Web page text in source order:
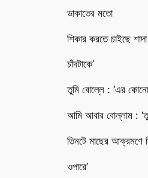
ডাকাতের মতো
শিকার করতে চাইছে
চাঁদটাকে’
তুমি বোল্লে : ‘এর
আমি আবার বোল্লাম :
তিনটে মাছের আক্রমণে
ওপারে’